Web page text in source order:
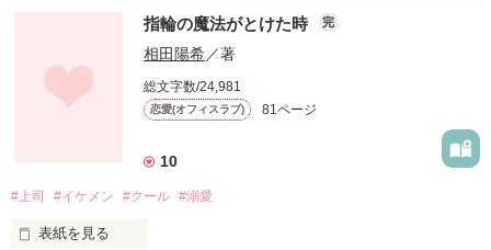
私の運命の相手、あま～い彼氏はいったいどっちの"はると" な
＊K大学病院シリーズ。
【あまい･甘い･あま～い香りに誘われて】の晒名夫妻の娘･愛
【あまい･甘い･あま～い彼に捕らわれて】の颯馬の双子の妹で
高山夏生(たかやまなつき)28歳
片瀬柊斗(かたせしゅうと)28歳
私と一緒にいてくれるのは愛情じゃなくて同情なのかな…？
蓮見明莉(はすみあかり)24歳
香田蓮司(こうだれんじ)26歳
残業で帰宅が遅くなったある日、社員駐車場でパンクした車の
指輪の魔法がとけた時 完
相田陽希／著
総文字数/24,981
恋愛(オフィスラブ) 81ページ
10
#上司 #イケメン #クール #溺愛
表紙を見る